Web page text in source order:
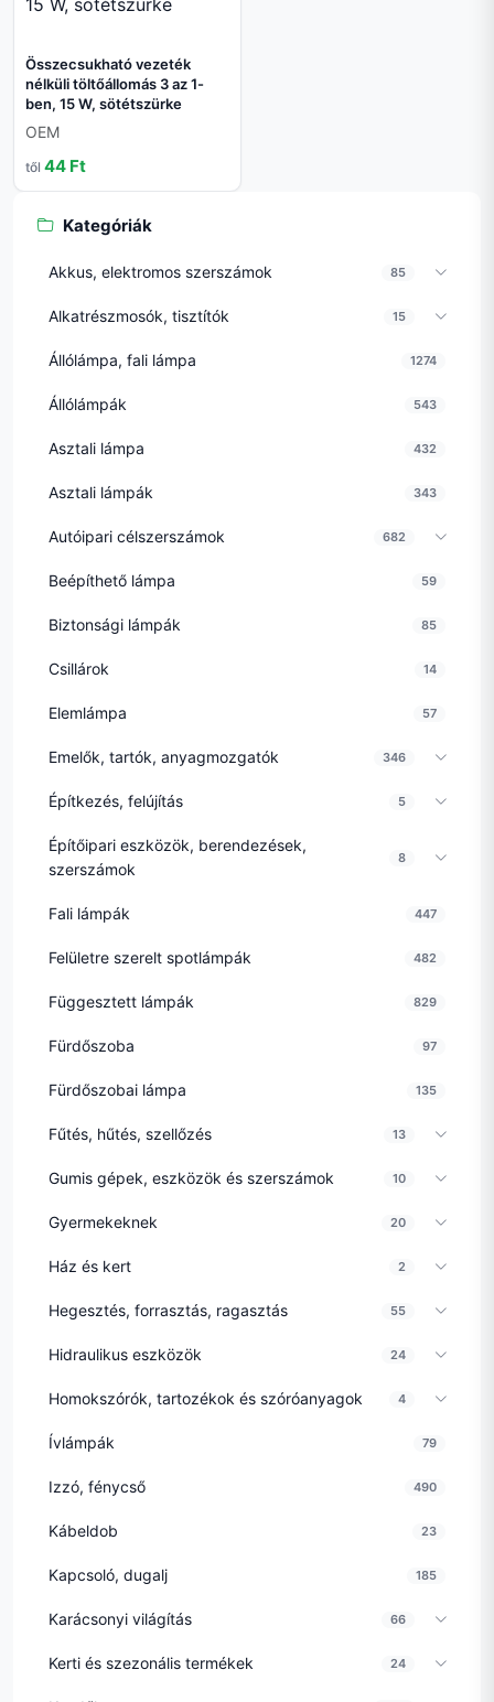
Összecsukható vezeték
nélküli töltőállomás 3 az 1-
ben, 15 W, sötétszürke
OEM
től 44 Ft
Kategóriák
Akkus, elektromos szerszámok 85
Alkatrészmosók, tisztítók 15
Állólámpa, fali lámpa 1274
Állólámpák 543
Asztali lámpa 432
Asztali lámpák 343
Autóipari célszerszámok 682
Beépíthető lámpa 59
Biztonsági lámpák 85
Csillárok 14
Elemlámpa 57
Emelők, tartók, anyagmozgatók 346
Építkezés, felújítás 5
Építőipari eszközök, berendezések,
szerszámok
8
Fali lámpák 447
Felületre szerelt spotlámpák 482
Függesztett lámpák 829
Fürdőszoba 97
Fürdőszobai lámpa 135
Fűtés, hűtés, szellőzés 13
Gumis gépek, eszközök és szerszámok 10
Gyermekeknek 20
Ház és kert 2
Hegesztés, forrasztás, ragasztás 55
Hidraulikus eszközök 24
Homokszórók, tartozékok és szóróanyagok 4
Ívlámpák 79
Izzó, fénycső 490
Kábeldob 23
Kapcsoló, dugalj 185
Karácsonyi világítás 66
Kerti és szezonális termékek 24